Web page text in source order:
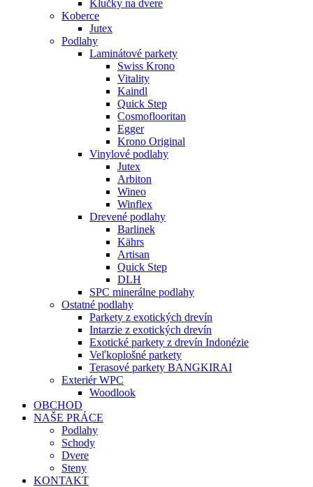
Klučky na dvere
Koberce
Jutex
Podlahy
Laminátové parkety
Swiss Krono
Vitality
Kaindl
Quick Step
Cosmoflooritan
Egger
Krono Original
Vinylové podlahy
Jutex
Arbiton
Wineo
Winflex
Drevené podlahy
Barlinek
Kährs
Artisan
Quick Step
DLH
SPC minerálne podlahy
Ostatné podlahy
Parkety z exotických drevín
Intarzie z exotických drevín
Exotické parkety z drevín Indonézie
Veľkoplošné parkety
Terasové parkety BANGKIRAI
Exteriér WPC
Woodlook
OBCHOD
NAŠE PRÁCE
Podlahy
Schody
Dvere
Steny
KONTAKT